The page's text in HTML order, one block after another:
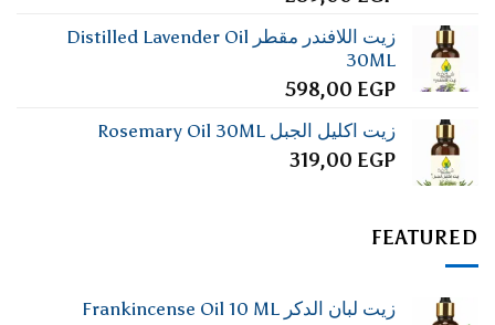
من
5
زيت اللافندر مقطر Distilled Lavender Oil
30ML
598,00 EGP
زيت اكليل الجبل Rosemary Oil 30ML
319,00 EGP
FEATURED
زيت لبان الدكر Frankincense Oil 10 ML